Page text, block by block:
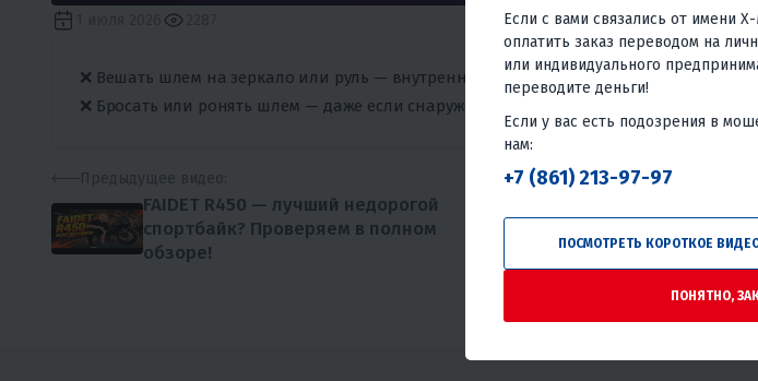
❌ Вешать шлем на зеркало или руль — внутренняя часть и подкладка деформируются
❌ Бросать или ронять шлем — даже если снаружи нет трещин, внутренний слой
Предыдущее видео:
FAIDET R450 — лучший недорогой
спортбайк? Проверяем в полном
обзоре!
Если с вами связались от имени
оплатить заказ переводом на
или индивидуального
переводите деньги!
Если у вас есть подозрения в
нам:
+7 (861) 213-97-97
ПОСМОТРЕТЬ КОРОТКОЕ
ПОНЯТНО,